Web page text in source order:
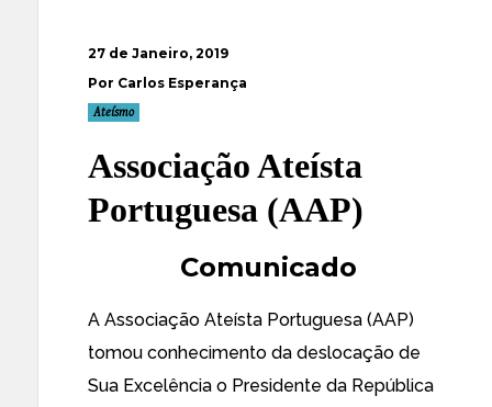
27 de Janeiro, 2019
Por Carlos Esperança
Ateísmo
Associação Ateísta
Portuguesa (AAP)
Comunicado
A Associação Ateísta Portuguesa (AAP)
tomou conhecimento da deslocação de
Sua Excelência o Presidente da República